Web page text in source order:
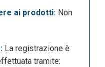
ai prodotti: Non
La registrazione è
tramite: